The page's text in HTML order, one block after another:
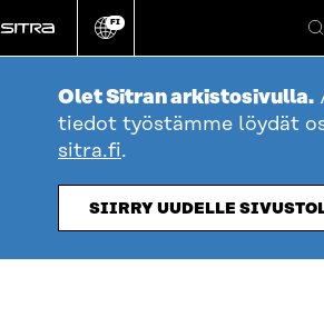
suoraan
sisältöön
Vaihda
kieli
FI
Olet Sitran arkistosivulla.
tiedot työstämme löydät
sitra.fi.
SIIRRY UUDELLE